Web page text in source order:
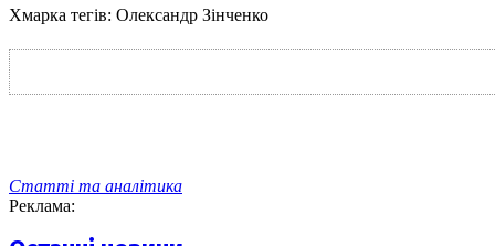
Хмарка тегів: Олександр Зінченко
Статті та аналітика
Реклама: